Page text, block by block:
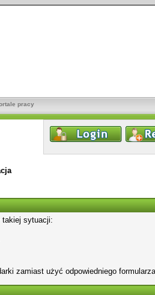
pracy
takiej sytuacji:
zamiast użyć odpowiedniego